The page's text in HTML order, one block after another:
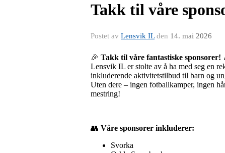
Takk til våre
Postet av Lensvik ILden 14. mai 2026
🎉 Takk til våre fantastiske sponsorer!
Lensvik IL er stolte av å ha med seg en
inkluderende aktivitetstilbud til barn og
Uten dere – ingen fotballkamper, ingen
mestring!
👥 Våre sponsorer inkluderer:
Svorka